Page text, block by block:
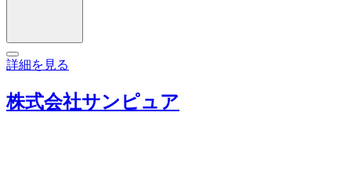
詳細を見る
株式会社サンピュア